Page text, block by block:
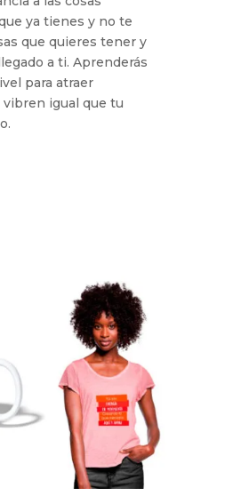
ya tienes y no te
que quieres tener y
a ti. Aprenderás
para atraer
igual que tu